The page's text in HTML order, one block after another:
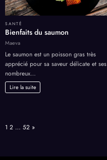
SANTÉ
Bienfaits du saumon
Maeva
Le saumon est un poisson gras très
apprécié pour sa saveur délicate et ses
nombreux…
Lire la suite
Page:
1 2 … 52 Next
»